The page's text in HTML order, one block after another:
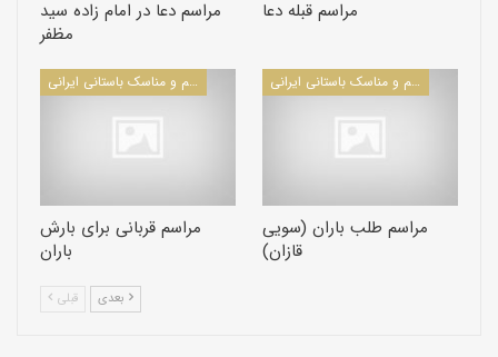
مراسم دعا در امام‌ زاده سید
مظفر
مراسم قبله دعا
مراسم و مناسک باستانی ایرانی
مراسم قربانی برای بارش
باران
مراسم و مناسک باستانی ایرانی
مراسم طلب باران (سویی
قازان)
قبلی